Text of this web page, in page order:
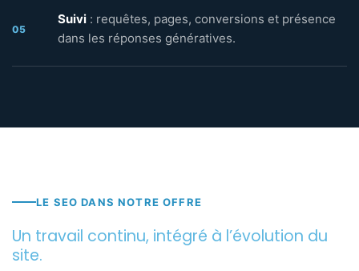
05
Suivi : requêtes, pages, conversions et présence
dans les réponses génératives.
LE SEO DANS NOTRE OFFRE
Un travail continu, intégré à l’évolution du
site.